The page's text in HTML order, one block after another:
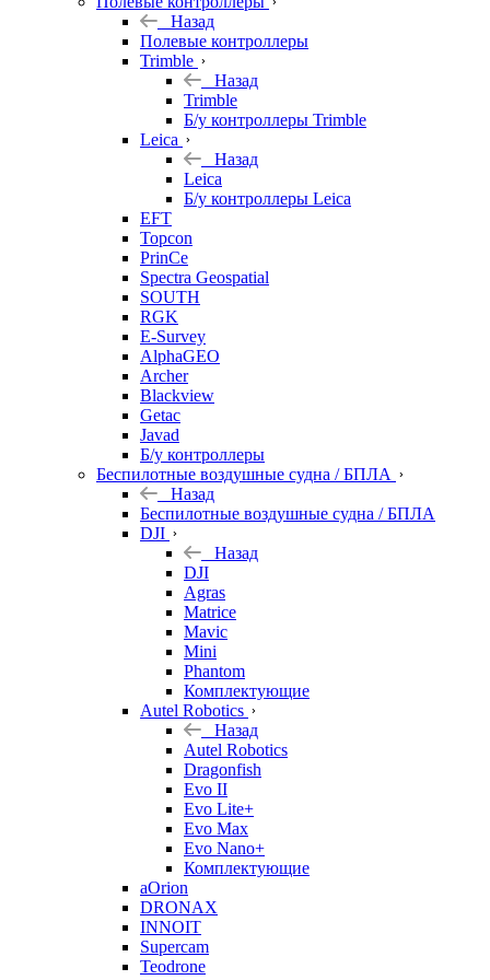
Назад
Полевые контроллеры
Trimble
Назад
Trimble
Б/у контроллеры Trimble
Leica
Назад
Leica
Б/у контроллеры Leica
EFT
Topcon
PrinCe
Spectra Geospatial
SOUTH
RGK
E-Survey
AlphaGEO
Archer
Blackview
Getac
Javad
Б/у контроллеры
Беспилотные воздушные судна / БПЛА
Назад
Беспилотные воздушные судна / БПЛА
DJI
Назад
DJI
Agras
Matrice
Mavic
Mini
Phantom
Комплектующие
Autel Robotics
Назад
Autel Robotics
Dragonfish
Evo II
Evo Lite+
Evo Max
Evo Nano+
Комплектующие
aOrion
DRONAX
INNOIT
Supercam
Teodrone